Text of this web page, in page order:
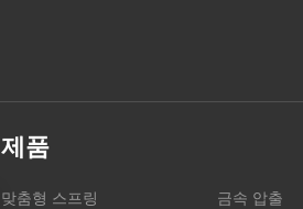
제품
맞춤형 스프링 금속 압출